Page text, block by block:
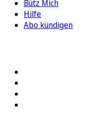
Bütz Mich
Hilfe
Abo kündigen